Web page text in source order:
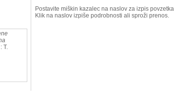
T.
Postavite miškin kazalec na naslov za izpis povzetka.
Klik na naslov izpiše podrobnosti ali sproži prenos.